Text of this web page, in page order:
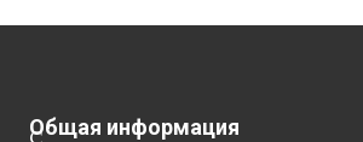
Общая информация